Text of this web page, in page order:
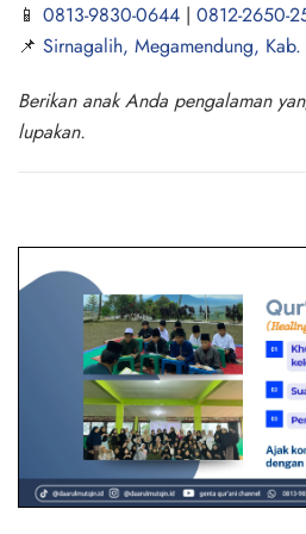
📱 0813-9830-0644 | 0812-2650-
📌 Sirnagalih, Megamendung,
Berikan anak Anda pengalaman
lupakan.